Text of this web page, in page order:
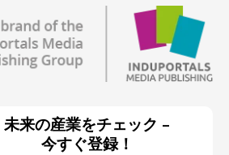
未来の産業をチェック –
今すぐ登録！